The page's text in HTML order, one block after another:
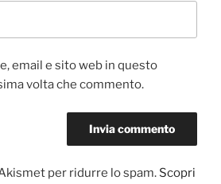
email e sito web in questo
volta che commento.
per ridurre lo spam. Scopri